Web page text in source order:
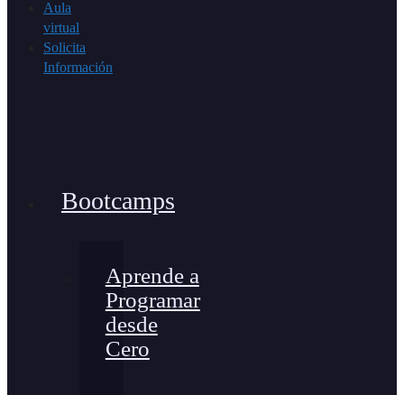
Aula
virtual
Solicita
Información
Bootcamps
Aprende a
Programar
desde
Cero